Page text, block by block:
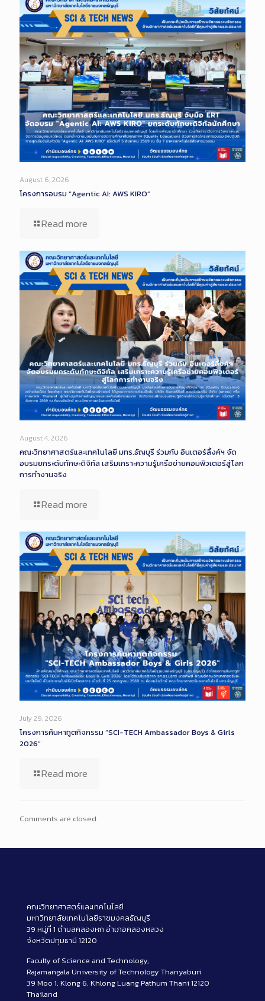
August 6, 2026
โครงการอบรม “Agentic AI: AWS KIRO”
Read more
August 4, 2026
คณะวิทยาศาสตร์และเทคโนโลยี มทร.ธัญบุรี ร่วมกับ อินเตอร์ลิ้งค์ฯ จัด
อบรมยกระดับทักษะดิจิทัล เสริมเกราะความรู้เครือข่ายคอมพิวเตอร์สู่โลก
การทำงานจริง
Read more
July 29, 2026
โครงการค้นหาทูตกิจกรรม “SCI-TECH Ambassador Boys & Girls
2026”
Read more
Comments are closed.
คณะวิทยาศาสตร์และเทคโนโลยี
มหาวิทยาลัยเทคโนโลยีราชมงคลธัญบุรี
39 หมู่ที่ 1 ตำบลคลองหก อำเภอคลองหลวง
จังหวัดปทุมธานี 12120
Faculty of Science and Technology,
Rajamangala University of Technology Thanyaburi
39 Moo 1, Klong 6, Khlong Luang Pathum Thani 12120
Thailand